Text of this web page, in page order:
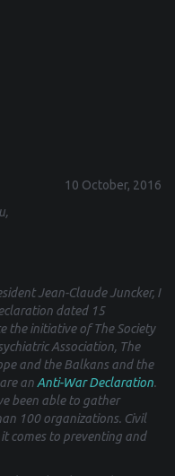
10 October, 2016
Jean-Claude Juncker, I
dated 15
the initiative of The Society
Association, The
and the Balkans and the
an Anti-War Declaration.
been able to gather
100 organizations. Civil
comes to preventing and